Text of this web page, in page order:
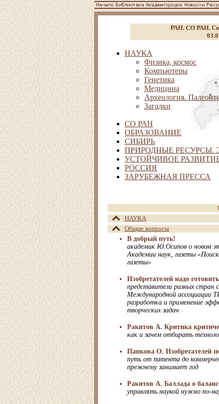
РАН. СО РАН.
НАУКА
Физика, космос
Компьютеры
Генетика
Медицина
Археология.
Загадки
СО РАН
ОБРАЗОВАНИЕ
СИБИРЬ
ПРИРОДНЫЕ РЕСУРСЫ.
УСТОЙЧИВОЕ
РОССИЯ
ЗАРУБЕЖНАЯ ПРЕССА
НАУКА
Общие вопросы
В добрый путь!
академик Ю.Осипов о новом
Академии наук, газеты
газеты»
Изобретателей надо готовить
представители разных стран
Международной ассоциации
разработка и применение
творческих задач
Ракитов А. Критика
как и зачем отбирать
Папкова О. Изобретателей
путь от патента до
прежнему занимает год
Ракитов А. Баллада о
управлять наукой нужно по-